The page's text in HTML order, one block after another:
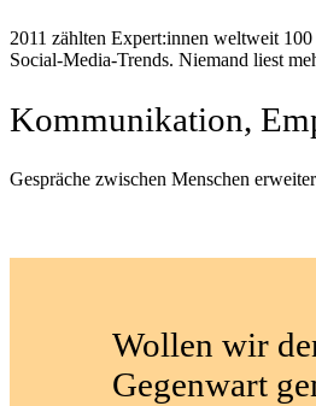
2011 zählten Expert:innen weltweit
Social-Media-Trends. Niemand liest
Kommunikation,
Gespräche zwischen Menschen
Wollen wir
Gegenwart